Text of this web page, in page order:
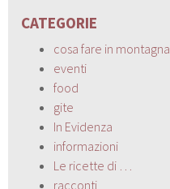
CATEGORIE
cosa fare in montagna
eventi
food
gite
In Evidenza
informazioni
Le ricette di …
racconti